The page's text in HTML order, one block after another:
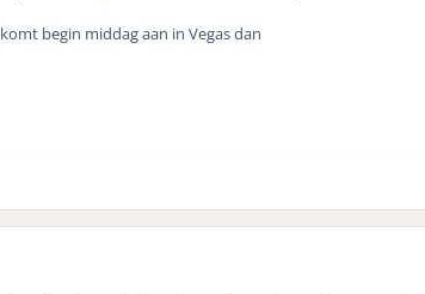
komt begin middag aan in Vegas dan